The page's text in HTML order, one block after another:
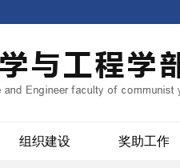
组织建设 奖助工作